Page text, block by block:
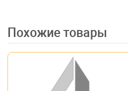
Похожие товары